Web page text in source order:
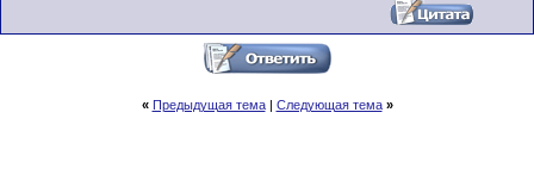
« Предыдущая тема| Следующая тема »